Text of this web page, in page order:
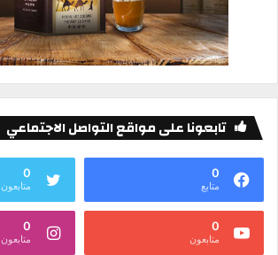
تابعونا على مواقع التواصل الاجتماعي
0
متابع
0
متابعون
0
متابعون
0
متابعون